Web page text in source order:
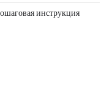
инструкция